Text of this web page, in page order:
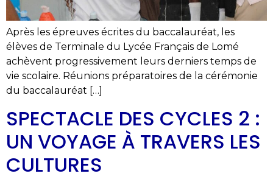
Après les épreuves écrites du baccalauréat, les
élèves de Terminale du Lycée Français de Lomé
achèvent progressivement leurs derniers temps de
vie scolaire. Réunions préparatoires de la cérémonie
du baccalauréat […]
SPECTACLE DES CYCLES 2 :
UN VOYAGE À TRAVERS LES
CULTURES